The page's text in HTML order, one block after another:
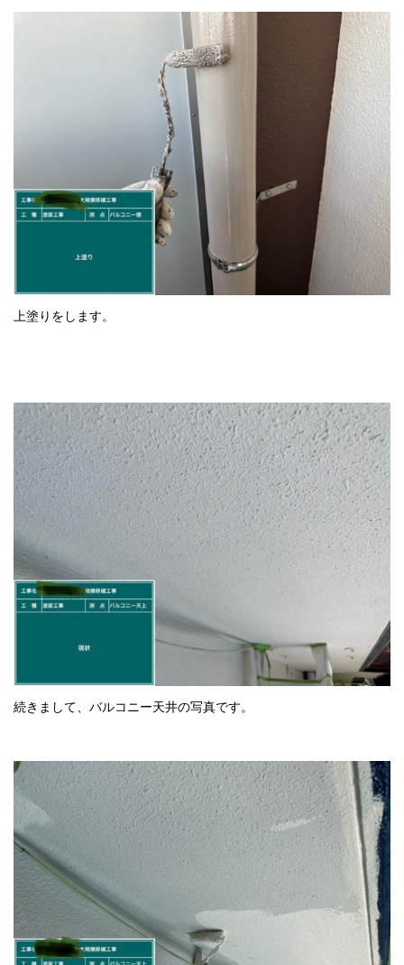
上塗りをします。
続きまして、バルコニー天井の写真です。